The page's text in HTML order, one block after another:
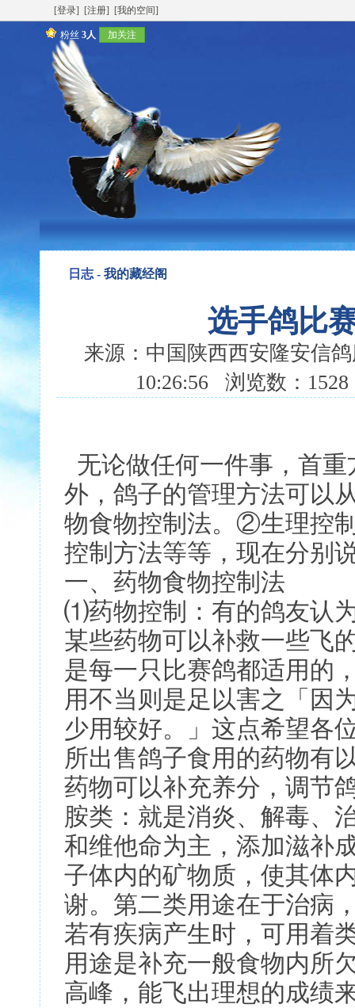
[登录] [注册] [我的空间]
粉丝 3人 加关注
日志 - 我的藏经阁
选手鸽比
来源：中国陕西西安隆安信
10:26:56 浏览数：
无论做任何一件事，首
外，鸽子的管理方法可以
物食物控制法。②生理控
控制方法等等，现在分别
一、药物食物控制法
⑴药物控制：有的鸽友认
某些药物可以补救一些飞
是每一只比赛鸽都适用的
用不当则是足以害之「因
少用较好。」这点希望各
所出售鸽子食用的药物有
药物可以补充养分，调节
胺类：就是消炎、解毒、
和维他命为主，添加滋补
子体内的矿物质，使其体
谢。第二类用途在于治病
若有疾病产生时，可用着
用途是补充一般食物内所
高峰，能飞出理想的成绩